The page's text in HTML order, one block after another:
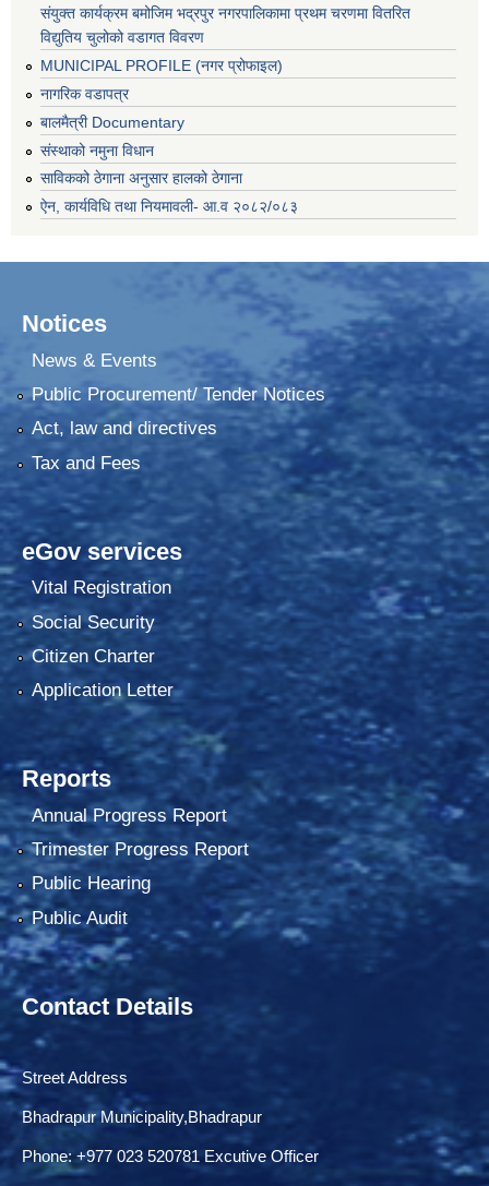
संयुक्त कार्यक्रम बमोजिम भद्रपुर नगरपालिकामा प्रथम चरणमा वितरित
विद्युतिय चुलोको वडागत विवरण
MUNICIPAL PROFILE (नगर प्रोफाइल)
नागरिक वडापत्र
बालमैत्री Documentary
संस्थाको नमुना विधान
साविकको ठेगाना अनुसार हालको ठेगाना
ऐन, कार्यविधि तथा नियमावली- आ.व २०८२/०८३
Notices
News & Events
Public Procurement/ Tender Notices
Act, law and directives
Tax and Fees
eGov services
Vital Registration
Social Security
Citizen Charter
Application Letter
Reports
Annual Progress Report
Trimester Progress Report
Public Hearing
Public Audit
Contact Details
Street Address
Bhadrapur Municipality,Bhadrapur
Phone: ‌+977 023 520781 Excutive Officer